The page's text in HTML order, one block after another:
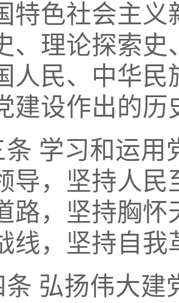
特色社会主
、理论探索
人民、中华
建设作出的历
条 学习和运用
导，坚持人
路，坚持胸
线，坚持自我
条 弘扬伟大建